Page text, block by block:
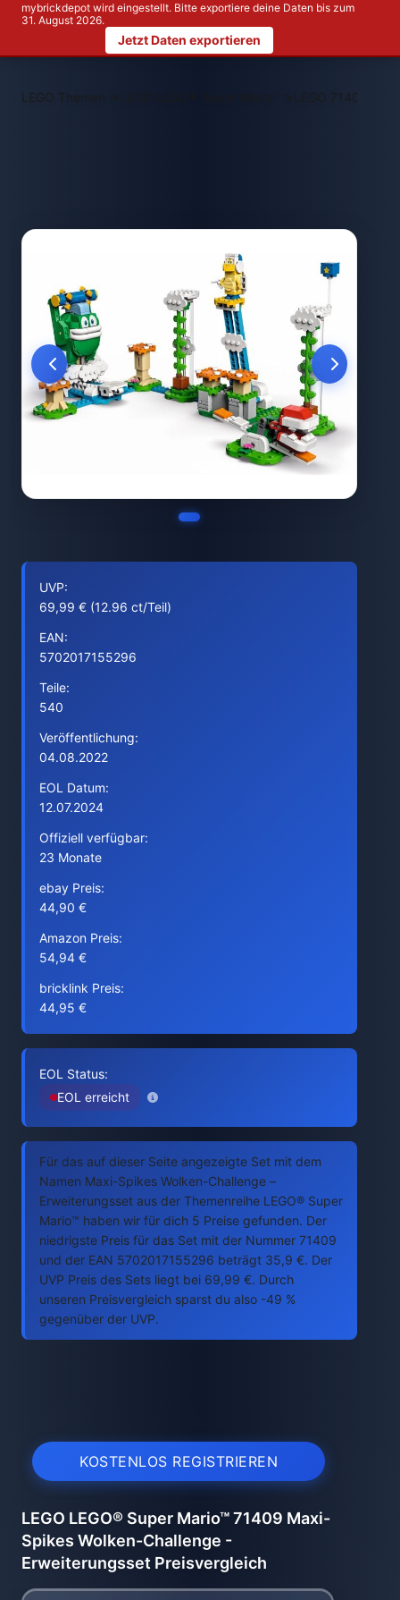
mybrickdepot wird eingestellt. Bitte exportiere deine Daten bis zum
31. August 2026.
Jetzt Daten exportieren
LEGO Themen > > LEGO 71409
UVP:
69,99 € (12.96 ct/Teil)
EAN:
5702017155296
Teile:
540
Veröffentlichung:
04.08.2022
EOL Datum:
12.07.2024
Offiziell verfügbar:
23 Monate
ebay Preis:
44,90 €
Amazon Preis:
54,94 €
bricklink Preis:
44,95 €
EOL Status:
EOL erreicht
Für das auf dieser Seite angezeigte Set mit dem
Namen Maxi-Spikes Wolken-Challenge –
Erweiterungsset aus der Themenreihe LEGO® Super
Mario™ haben wir für dich 5 Preise gefunden. Der
niedrigste Preis für das Set mit der Nummer 71409
und der EAN 5702017155296 beträgt 35,9 €. Der
UVP Preis des Sets liegt bei 69,99 €. Durch
unseren Preisvergleich sparst du also -49 %
gegenüber der UVP.
KOSTENLOS REGISTRIEREN
LEGO LEGO® Super Mario™ 71409 Maxi-
Spikes Wolken-Challenge -
Erweiterungsset Preisvergleich